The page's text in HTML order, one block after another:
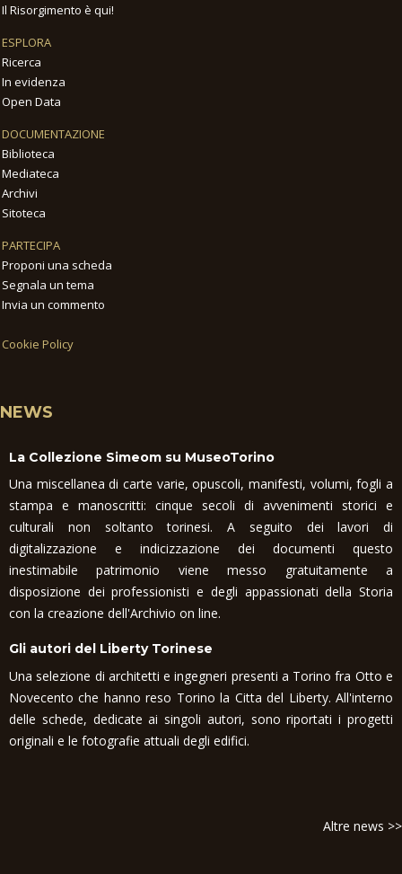
Il Risorgimento è qui!
ESPLORA
Ricerca
In evidenza
Open Data
DOCUMENTAZIONE
Biblioteca
Mediateca
Archivi
Sitoteca
PARTECIPA
Proponi una scheda
Segnala un tema
Invia un commento
Cookie Policy
NEWS
La Collezione Simeom su MuseoTorino
Una miscellanea di carte varie, opuscoli, manifesti, volumi, fogli a
stampa e manoscritti: cinque secoli di avvenimenti storici e
culturali non soltanto torinesi. A seguito dei lavori di
digitalizzazione e indicizzazione dei documenti questo
inestimabile patrimonio viene messo gratuitamente a
disposizione dei professionisti e degli appassionati della Storia
con la creazione dell'Archivio on line.
Gli autori del Liberty Torinese
Una selezione di architetti e ingegneri presenti a Torino fra Otto e
Novecento che hanno reso Torino la Citta del Liberty. All'interno
delle schede, dedicate ai singoli autori, sono riportati i progetti
originali e le fotografie attuali degli edifici.
Altre news >>